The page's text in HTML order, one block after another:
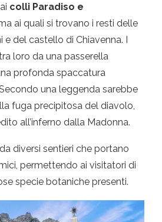
colli Paradiso e
ai quali si trovano i resti delle
del castello di Chiavenna. I
loro da una passerella
profonda spaccatura
una leggenda sarebbe
fuga precipitosa del diavolo,
all’inferno dalla Madonna.
diversi sentieri che portano
permettendo ai visitatori di
specie botaniche presenti.